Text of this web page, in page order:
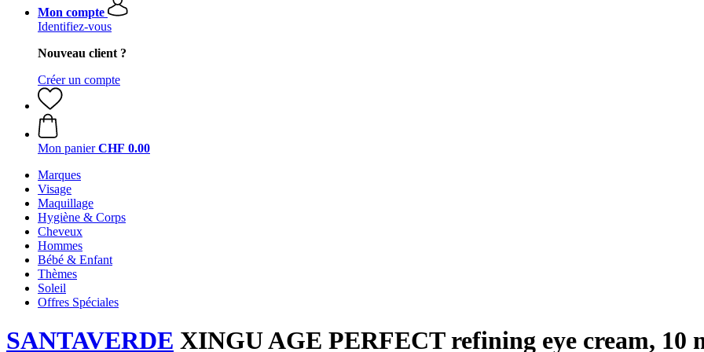
Mon compte
Identifiez-vous
Nouveau client ?
Créer un compte
Mon panier CHF 0.00
Marques
Visage
Maquillage
Hygiène & Corps
Cheveux
Hommes
Bébé & Enfant
Thèmes
Soleil
Offres Spéciales
SANTAVERDE XINGU AGE PERFECT refining eye cream, 10